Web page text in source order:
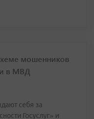
мошенников
в МВД
себя за
Госуслуг» и